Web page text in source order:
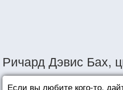
Ричард Дэвис Бах,
Если вы любите кого-то,